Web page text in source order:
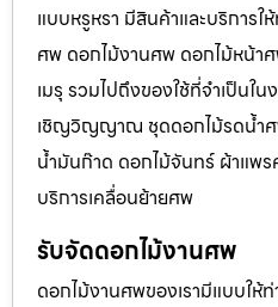
แบบหรูหรา มีสินค้าและบริการใ
ศพ ดอกไม้งานศพ ดอกไม้หน้า
เมรุ รวมไปถึงของใช้ที่จำเป็น
เชิญวิญญาณ ชุดดอกไม้รดน้ำศ
น้ำมันก๊าด ดอกไม้จันทร์ ผ้าแพ
บริการเคลื่อนย้ายศพ
รับจัดดอกไม้งานศพ
ดอกไม้งานศพของเรามีแบบให้